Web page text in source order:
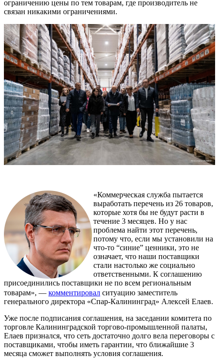
ограничению цены по тем товарам, где производитель не
связан никакими ограничениями.
«Коммерческая служба пытается
выработать перечень из 26 товаров,
которые хотя бы не будут расти в
течение 3 месяцев. Но у нас
проблема найти этот перечень,
потому что, если мы установили на
что-то “синие” ценники, это не
означает, что наши поставщики
стали настолько же социально
ответственными. К соглашению
присоединились поставщики не по всем региональным
товарам», — комментировал ситуацию заместитель
генерального директора «Спар-Калининград» Алексей Елаев.
Уже после подписания соглашения, на заседании комитета по
торговле Калининградской торгово-промышленной палаты,
Елаев признался, что сеть достаточно долго вела переговоры с
поставщиками, чтобы иметь гарантии, что ближайшие 3
месяца сможет выполнять условия соглашения.